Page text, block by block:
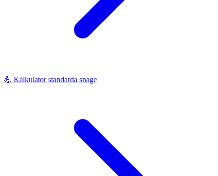
💪 Kalkulator standarda snage